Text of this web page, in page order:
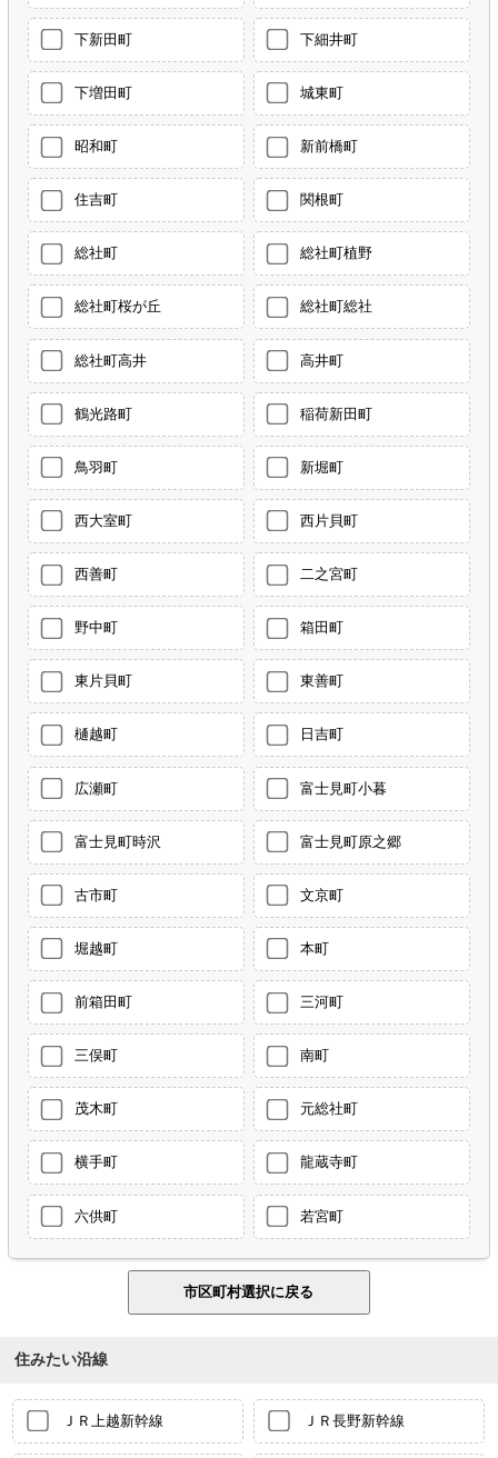
下新田町 下細井町
下増田町 城東町
昭和町 新前橋町
住吉町 関根町
総社町 総社町植野
総社町桜が丘 総社町総社
総社町高井 高井町
鶴光路町 稲荷新田町
鳥羽町 新堀町
西大室町 西片貝町
西善町 二之宮町
野中町 箱田町
東片貝町 東善町
樋越町 日吉町
広瀬町 富士見町小暮
富士見町時沢 富士見町原之郷
古市町 文京町
堀越町 本町
前箱田町 三河町
三俣町 南町
茂木町 元総社町
横手町 龍蔵寺町
六供町 若宮町
住みたい沿線
ＪＲ上越新幹線 ＪＲ長野新幹線